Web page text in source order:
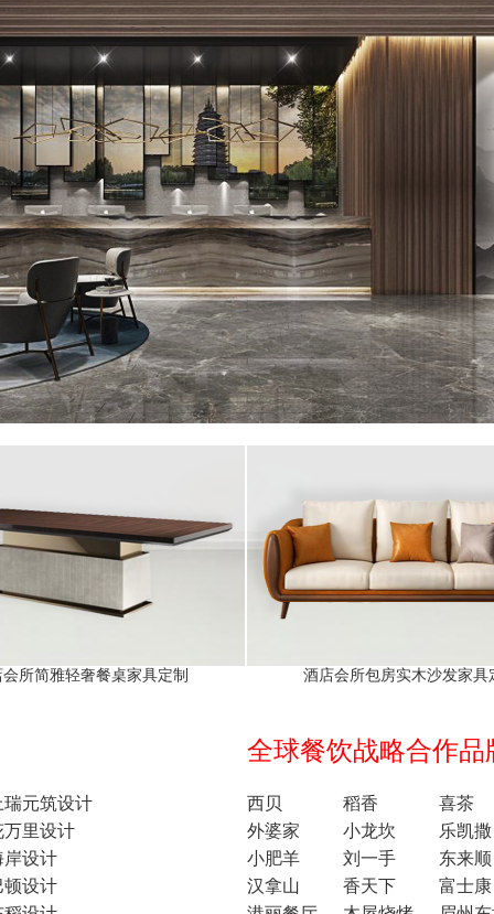
所简雅轻奢餐桌家具定制 酒店会所包房实木沙发家具
瑞元筑设计
万里设计
岸设计
顿设计
全球餐饮战略合作品
西贝 稻香
喜茶
外婆家
小龙坎
乐凯撒
小肥羊
刘一手
东来顺
汉拿山
香天下
富士康